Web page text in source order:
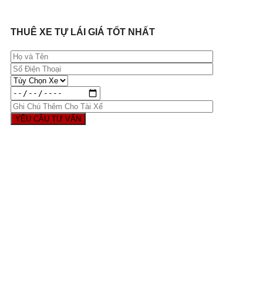
THUÊ XE TỰ LÁI GIÁ TỐT NHẤT